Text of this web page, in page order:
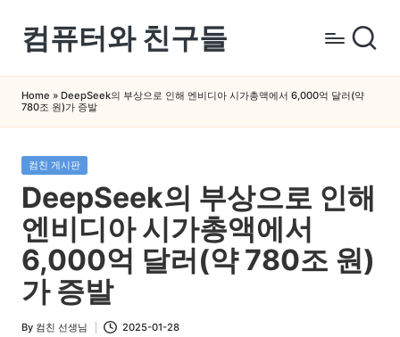
Skip
content
컴퓨터와 친구들
퓨
터
스
마
트
폰
을
쉽
게
배
Home » DeepSeek의 부상으로 인해 엔비디아 시가총액에서 6,000억 달러(약
780조 원)가 증발
Posted
in
컴친 게시판
DeepSeek의 부상으로 인해
엔비디아 시가총액에서
6,000억 달러(약 780조 원)
가 증발
By 컴친 선생님 2025-01-28